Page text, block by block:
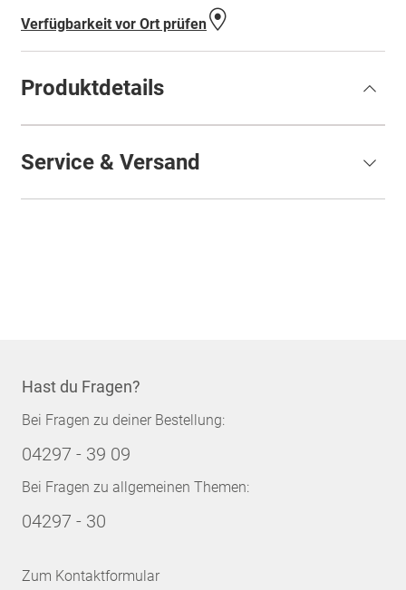
Verfügbarkeit vor Ort prüfen
Produktdetails
Service & Versand
Hast du Fragen?
Bei Fragen zu deiner Bestellung:
04297 - 39 09
Bei Fragen zu allgemeinen Themen:
04297 - 30
Zum Kontaktformular